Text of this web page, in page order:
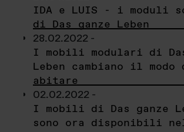
IDA e LUIS - i moduli
di Das ganze Leben
28.02.2022 -
I mobili modulari di
Leben cambiano il modo
abitare
02.02.2022 -
I mobili di Das ganze
sono ora disponibili